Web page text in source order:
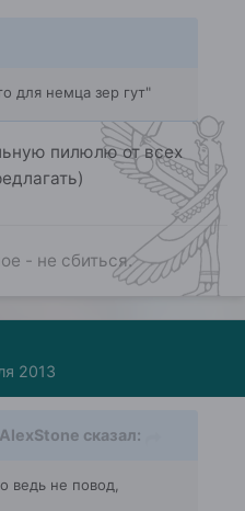
для немца зер гут"
пилюлю от всех
- не сбиться.
2013
сказал:
ведь не повод,